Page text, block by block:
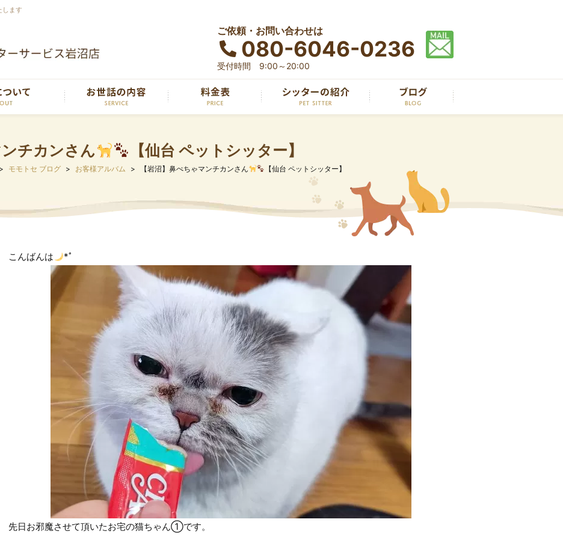
ます
ご依頼・お問い合わせは
080-6046-0236
受付時間 9:00～20:00
ンチカンさん 【仙台 ペットシッター】
モモトセ ブログ お客様アルバム 【岩沼】鼻ぺちゃマンチカンさん 【仙台 ペットシッター】
こんばんは *ﾟ
先日お邪魔させて頂いたお宅の猫ちゃん①です。